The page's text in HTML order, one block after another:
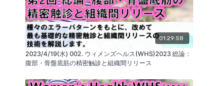
■ セミナーに関連するお役立ち商品
・リューティ・ロール
背筋をスッキリ伸ばし、姿勢を改善させる
01:29:58
2023/4/19(水) 002. ウィメンズヘルス(WHS)2023 総論：
腹部・骨盤底筋の精密触診と組織間リリース